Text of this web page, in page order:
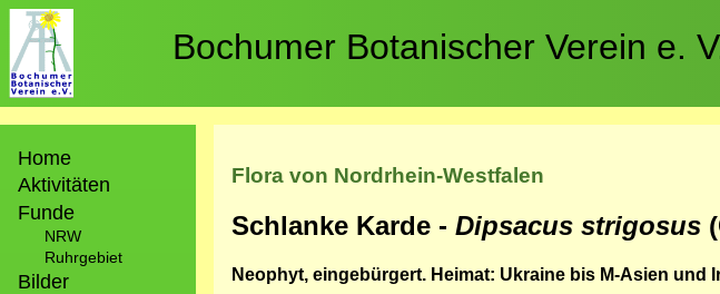
Direkt
zum
Inhalt
Bochumer Botanischer Verein e.
Home
Aktivitäten
Funde
NRW
Ruhrgebiet
Bilder
Flora von Nordrhein-Westfalen
Schlanke Karde - Dipsacus strigosus
Neophyt, eingebürgert. Heimat: Ukraine bis M-Asien und